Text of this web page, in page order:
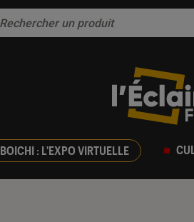
BOICHI : L'EXPO VIRTUELLE